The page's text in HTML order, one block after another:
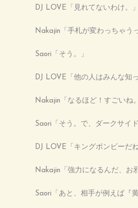
DJ LOVE「見れてないわけ。」
Nakajin「手札が変わっちゃう
Saori「そう。」
DJ LOVE「他の人はみんな知
Nakajin「なるほど！すごいね
Saori「そう。で、ダークサイ
DJ LOVE「キングボンビーだ
Nakajin「強力になるんだ、お
Saori「あと、相手が例えば『